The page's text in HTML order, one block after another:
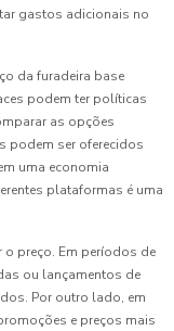
gastos adicionais no
da furadeira base
podem ter políticas
as opções
podem ser oferecidos
uma economia
plataformas é uma
o preço. Em períodos de
ou lançamentos de
Por outro lado, em
e preços mais